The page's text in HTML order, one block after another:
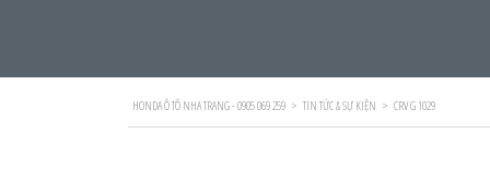
HONDA Ô TÔ NHA TRANG - 0905 069 259 > TIN TỨC & SỰ KIỆN > CRV G 1029